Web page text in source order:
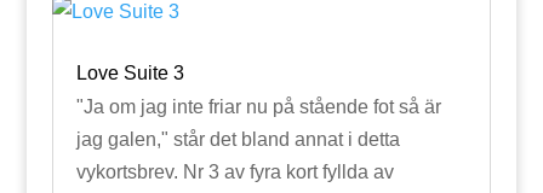
Love Suite 3
"Ja om jag inte friar nu på stående fot så är
jag galen," står det bland annat i detta
vykortsbrev. Nr 3 av fyra kort fyllda av